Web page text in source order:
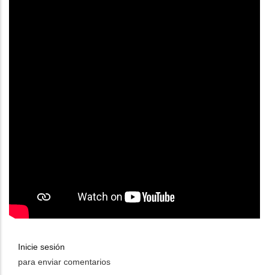
Inicie sesión
para enviar comentarios